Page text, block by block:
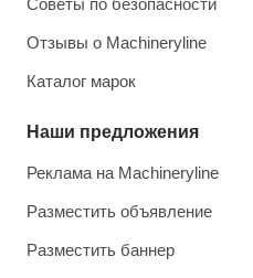
Советы по безопасности
Отзывы о Machineryline
Каталог марок
Наши предложения
Реклама на Machineryline
Разместить объявление
Разместить баннер